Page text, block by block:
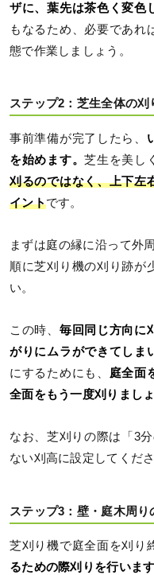
ザに、葉先は茶色く変色
もなるため、必要であれ
態で作業しましょう。
ステップ2：芝生全体の刈
事前準備が完了したら、
を始めます。芝生を美し
刈るのではなく、上下左
イントです。
まずは庭の縁に沿って外
順に芝刈り機の刈り跡が
い。
この時、 毎回同じ方向に
がりにムラができてしま
にするためにも、 庭全面
全面をもう一度刈りましょ
なお、芝刈りの際は「3
ない刈高に設定してくださ
ステップ3：壁・庭木周り
芝刈り機で庭全面を刈り
るための際刈りを行います